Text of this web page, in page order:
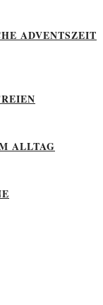
ADVENTSZEIT
ALLTAG